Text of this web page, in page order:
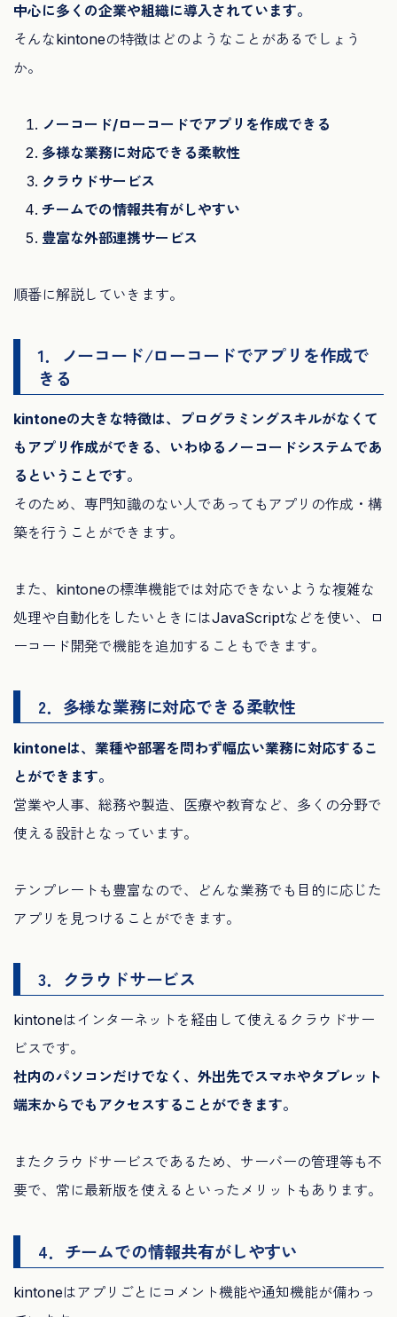
中心に多くの企業や組織に導入されています。
そんなkintoneの特徴はどのようなことがあるでしょう
か。
ノーコード/ローコードでアプリを作成できる
多様な業務に対応できる柔軟性
クラウドサービス
チームでの情報共有がしやすい
豊富な外部連携サービス
順番に解説していきます。
1．ノーコード/ローコードでアプリを作成で
きる
kintoneの大きな特徴は、プログラミングスキルがなくて
もアプリ作成ができる、いわゆるノーコードシステムであ
るということです。
そのため、専門知識のない人であってもアプリの作成・構
築を行うことができます。
また、kintoneの標準機能では対応できないような複雑な
処理や自動化をしたいときにはJavaScriptなどを使い、ロ
ーコード開発で機能を追加することもできます。
2．多様な業務に対応できる柔軟性
kintoneは、業種や部署を問わず幅広い業務に対応するこ
とができます。
営業や人事、総務や製造、医療や教育など、多くの分野で
使える設計となっています。
テンプレートも豊富なので、どんな業務でも目的に応じた
アプリを見つけることができます。
3．クラウドサービス
kintoneはインターネットを経由して使えるクラウドサー
ビスです。
社内のパソコンだけでなく、外出先でスマホやタブレット
端末からでもアクセスすることができます。
またクラウドサービスであるため、サーバーの管理等も不
要で、常に最新版を使えるといったメリットもあります。
4．チームでの情報共有がしやすい
kintoneはアプリごとにコメント機能や通知機能が備わっ